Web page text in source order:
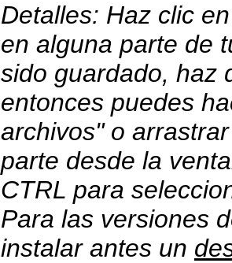
Detalles: Haz clic
en alguna parte de
sido guardado, haz
entonces puedes
archivos" o
parte desde la
CTRL para
Para las versiones
instalar antes un